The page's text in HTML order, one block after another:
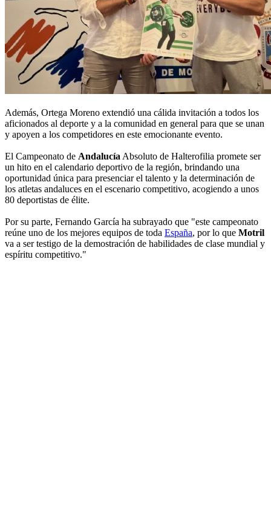
Además, Ortega Moreno extendió una cálida invitación a todos los
aficionados al deporte y a la comunidad en general para que se unan
y apoyen a los competidores en este emocionante evento.
El Campeonato de Andalucía Absoluto de Halterofilia promete ser
un hito en el calendario deportivo de la región, brindando una
oportunidad única para presenciar el talento y la determinación de
los atletas andaluces en el escenario competitivo, acogiendo a unos
80 deportistas de élite.
Por su parte, Fernando García ha subrayado que "este campeonato
reúne uno de los mejores equipos de toda España, por lo que Motril
va a ser testigo de la demostración de habilidades de clase mundial y
espíritu competitivo."